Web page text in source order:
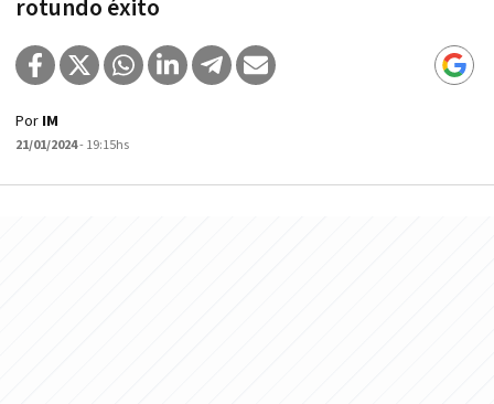
rotundo éxito
Por IM
21/01/2024- 19:15hs